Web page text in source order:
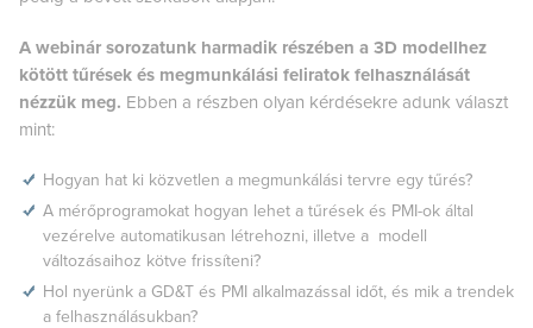
A webinár sorozatunk harmadik részében a 3D modellhez
kötött tűrések és megmunkálási feliratok felhasználását
nézzük meg. Ebben a részben olyan kérdésekre adunk választ
mint:
Hogyan hat ki közvetlen a megmunkálási tervre egy tűrés?
A mérőprogramokat hogyan lehet a tűrések és PMI-ok által
vezérelve automatikusan létrehozni, illetve a modell
változásaihoz kötve frissíteni?
Hol nyerünk a GD&T és PMI alkalmazással időt, és mik a trendek
a felhasználásukban?